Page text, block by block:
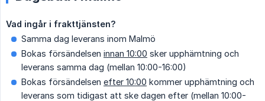
Vad ingår i frakttjänsten?
Samma dag leverans inom Malmö
Bokas försändelsen innan 10:00 sker upphämtning och
leverans samma dag (mellan 10:00-16:00)
Bokas försändelsen efter 10:00 kommer upphämtning och
leverans som tidigast att ske dagen efter (mellan 10:00-